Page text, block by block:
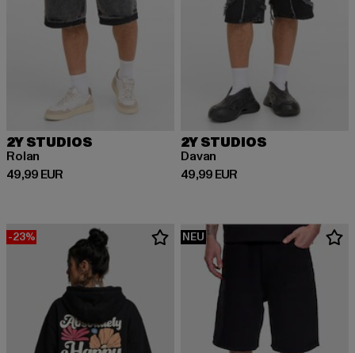
2Y STUDIOS
Rolan
49,99 EUR
Derzeitiger Preis: 49,99 EUR
2Y STUDIOS
Davan
49,99 EUR
Derzeitiger Preis: 49,99 EUR
-23% NEU